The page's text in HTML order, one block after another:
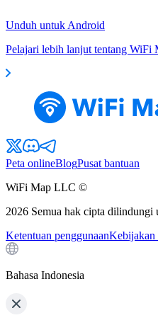
Unduh untuk Android
Pelajari lebih lanjut tentang WiFi
Peta onlineBlogPusat bantuan
WiFi Map LLC ©
2026 Semua hak cipta dilindungi
Ketentuan penggunaanKebijakan
Bahasa Indonesia